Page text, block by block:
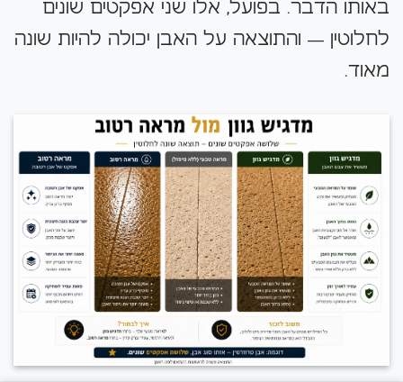
באותו הדבר. בפועל, אלו שני אפקטים שונים
לחלוטין — והתוצאה על האבן יכולה להיות שונה
מאוד.